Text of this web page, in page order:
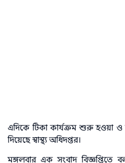
এদিকে টিকা কার্যক্রম শুরু হওয়া ও
দিয়েছে স্বাস্থ্য অধিদপ্তর।
মঙ্গলবার এক সংবাদ